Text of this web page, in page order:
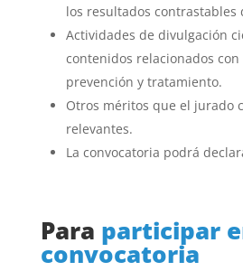
los resultados contrastables
Actividades de divulgación
contenidos relacionados
prevención y tratamiento.
Otros méritos que el jurado
relevantes.
La convocatoria podrá
Para participar
convocatoria